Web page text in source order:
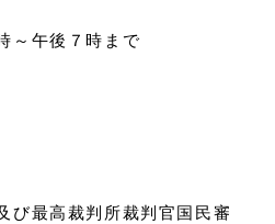
午後７時まで
最高裁判所裁判官国民審